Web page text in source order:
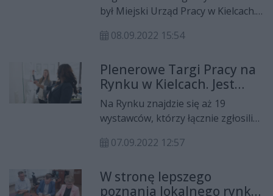
ubiegać się o nią mogą osoby
bezrobotne z kategorii NEET do 29
roku życia z ustalonym
był Miejski Urząd Pracy w Kielcach.
pracy, ale i kursów doszkalających.
08.09.2022 15:54
Plenerowe Targi Pracy na
Rynku w Kielcach. Jest
ponad 2 800 ofert pracy
Na Rynku znajdzie się aż 19
wystawców, którzy łącznie zgłosili
Pracy w Kielcach dysponuje
Powiatowy Urząd Pracy przedstawi
112 ofert. Natomiast Wojewódzki
07.09.2022 12:57
W stronę lepszego
poznania lokalnego rynku